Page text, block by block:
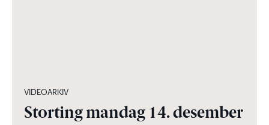
VIDEOARKIV
Storting mandag 14. desember